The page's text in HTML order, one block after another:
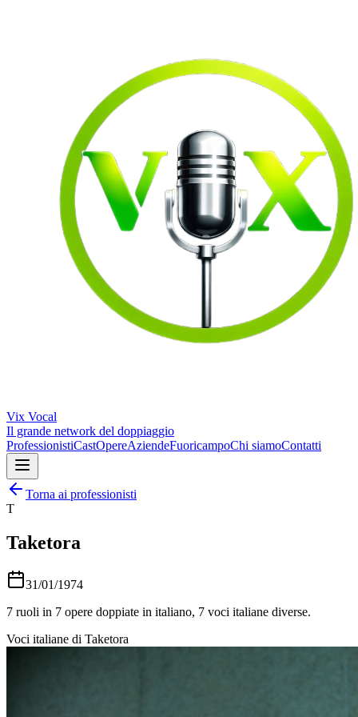
Vix Vocal
Il grande network del doppiaggio
ProfessionistiCastOpereAziendeFuoricampoChi siamoContatti
Torna ai professionisti
T
Taketora
31/01/1974
7 ruoli in 7 opere doppiate in italiano, 7 voci italiane diverse.
Voci italiane di Taketora